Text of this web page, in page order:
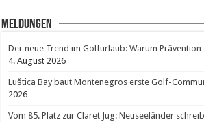
Meldungen
Der neue Trend im Golfurlaub: Warum
4. August 2026
Luštica Bay baut Montenegros erste Golf-
2026
Vom 85. Platz zur Claret Jug: Neuseeländer